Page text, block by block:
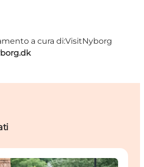
a cura di:VisitNyborg